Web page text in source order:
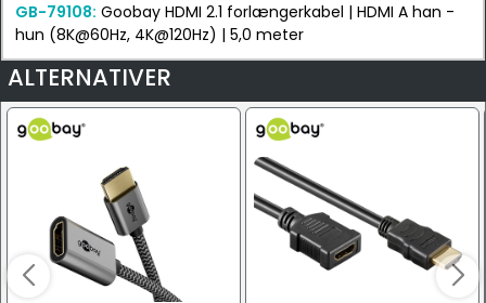
GB-79108: Goobay HDMI 2.1 forlængerkabel | HDMI A han -
hun (8K@60Hz, 4K@120Hz) | 5,0 meter
ALTERNATIVER